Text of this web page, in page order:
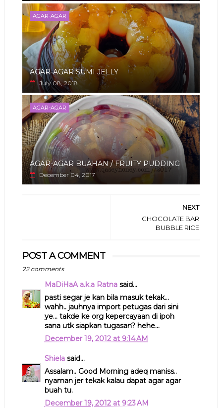
AGAR-AGAR
AGAR-AGAR SUMI JELLY
July 08, 2018
AGAR-AGAR
AGAR-AGAR BUAHAN / FRUITY PUDDING
December 04, 2017
NEXT
CHOCOLATE BAR
BUBBLE RICE
POST A COMMENT
22 comments
MaDiHaA a.k.a Ratnasaid...
pasti segar je kan bila masuk tekak...
wahh.. jauhnya import petugas dari sini
ye... takde ke org kepercayaan di ipoh
sana utk siapkan tugasan? hehe...
December 19, 2012 at 9:14 AM
Shielasaid...
Assalam.. Good Morning adeq maniss..
nyaman jer tekak kalau dapat agar agar
buah tu.
December 19, 2012 at 9:23 AM